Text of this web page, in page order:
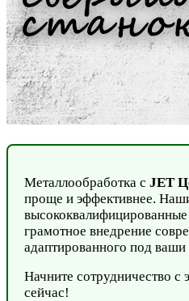
Металлообработка с JET
проще и эффективнее.
грамотное внедрение
адаптированного под ваши
Начните сотрудничество с
сейчас!